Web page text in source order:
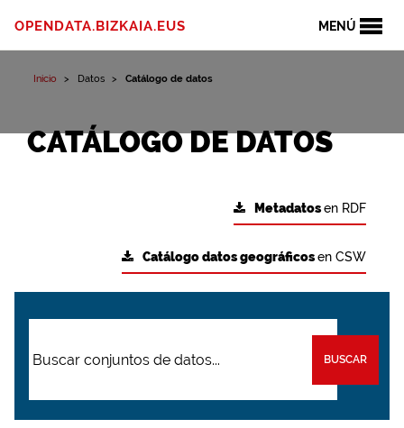
MENÚ
OPENDATA.BIZKAIA.EUS
Inicio Datos Catálogo de datos
CATÁLOGO DE DATOS
Metadatosen RDF
Catálogo datos geográficosen CSW
BUSCAR